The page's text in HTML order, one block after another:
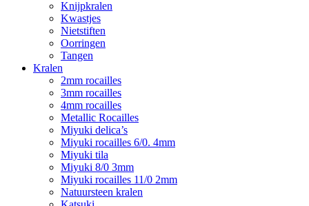
Knijpkralen
Kwastjes
Nietstiften
Oorringen
Tangen
Kralen
2mm rocailles
3mm rocailles
4mm rocailles
Metallic Rocailles
Miyuki delica’s
Miyuki rocailles 6/0. 4mm
Miyuki tila
Miyuki 8/0 3mm
Miyuki rocailles 11/0 2mm
Natuursteen kralen